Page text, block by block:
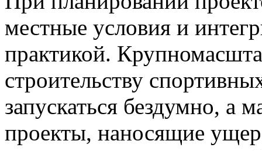
местные условия и
практикой.
строительству
запускаться бездумно, а
проекты, наносящие